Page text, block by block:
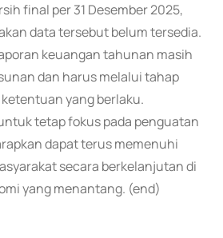
final per 31 Desember 2025,
data tersebut belum tersedia.
keuangan tahunan masih
dan harus melalui tahap
yang berlaku.
tetap fokus pada penguatan
dapat terus memenuhi
secara berkelanjutan di
yang menantang. (end)